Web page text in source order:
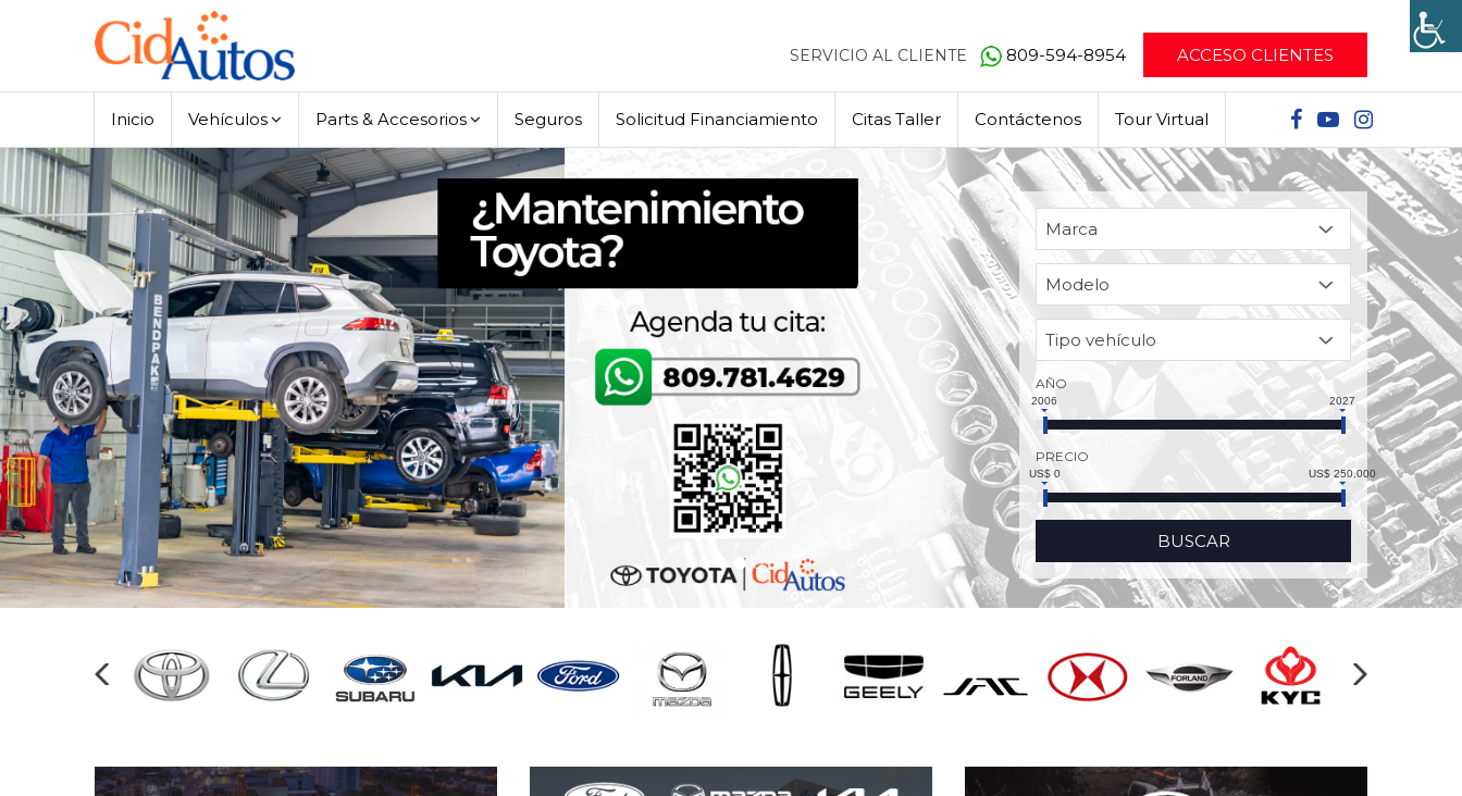
SERVICIO AL CLIENTE 809-594-8954 ACCESO CLIENTES
Inicio Vehículos Parts & Accesorios Seguros Solicitud Financiamiento Citas Taller Contáctenos Tour Virtual
AÑO
2006 2027
PRECIO
US$ 0 US$ 250,000
BUSCAR